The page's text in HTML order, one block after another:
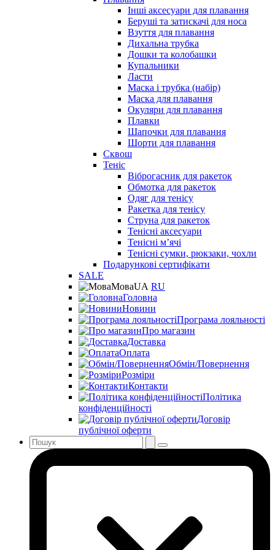
Інші аксесуари для плавання
Беруші та затискачі для носа
Взуття для плавання
Дихальна трубка
Дошки та колобашки
Купальники
Ласти
Маска і трубка (набір)
Маска для плавання
Окуляри для плавання
Плавки
Шапочки для плавання
Шорти для плавання
Сквош
Теніс
Віброгасник для ракеток
Обмотка для ракеток
Одяг для тенісу
Ракетка для тенісу
Струна для ракеток
Тенісні аксесуари
Тенісні мʼячі
Тенісні сумки, рюкзаки, чохли
Подарункові сертифікати
SALE
МоваUA RU
Головна
Новини
Програма лояльності
Про магазин
Доставка
Оплата
Обмін/Повернення
Розміри
Контакти
Політика
конфіденційності
Договір
публічної оферти